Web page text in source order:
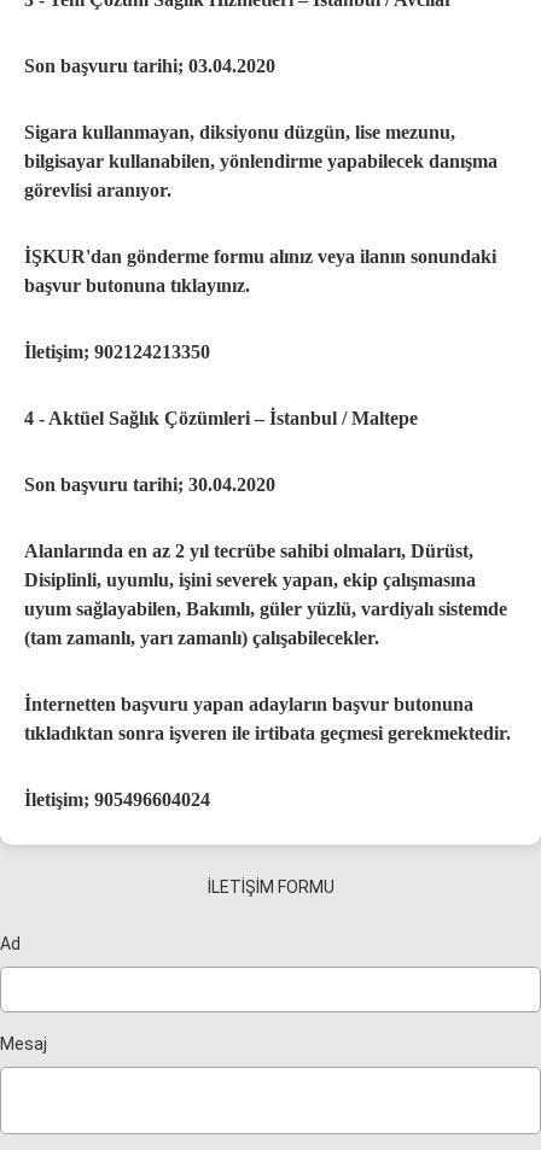
Son başvuru tarihi; 03.04.2020
Sigara kullanmayan, diksiyonu düzgün, lise mezunu,
bilgisayar kullanabilen, yönlendirme yapabilecek danışma
görevlisi aranıyor.
İŞKUR'dan gönderme formu alınız veya ilanın sonundaki
başvur butonuna tıklayınız.
İletişim; 902124213350
4 - Aktüel Sağlık Çözümleri – İstanbul / Maltepe
Son başvuru tarihi; 30.04.2020
Alanlarında en az 2 yıl tecrübe sahibi olmaları, Dürüst,
Disiplinli, uyumlu, işini severek yapan, ekip çalışmasına
uyum sağlayabilen, Bakımlı, güler yüzlü, vardiyalı sistemde
(tam zamanlı, yarı zamanlı) çalışabilecekler.
İnternetten başvuru yapan adayların başvur butonuna
tıkladıktan sonra işveren ile irtibata geçmesi gerekmektedir.
İletişim; 905496604024
İLETİŞİM FORMU
Ad
Mesaj